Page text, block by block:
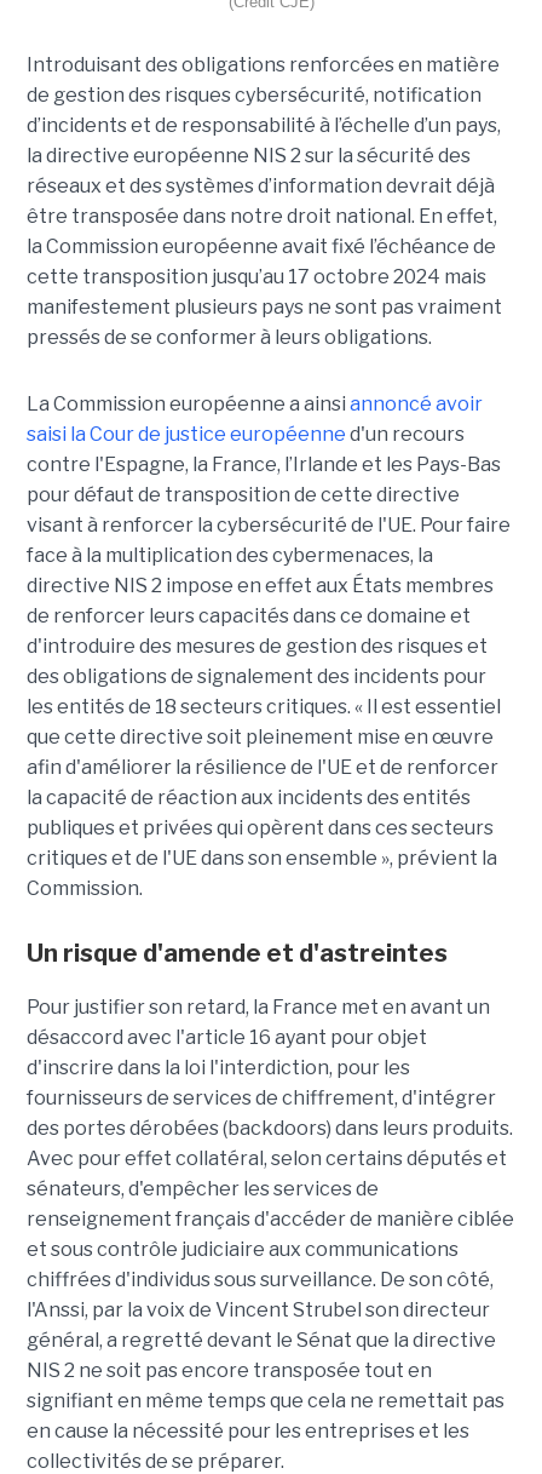
Introduisant des obligations renforcées en matière
de gestion des risques cybersécurité, notification
d’incidents et de responsabilité à l’échelle d’un pays,
la directive européenne NIS 2 sur la sécurité des
réseaux et des systèmes d’information devrait déjà
être transposée dans notre droit national. En effet,
la Commission européenne avait fixé l’échéance de
cette transposition jusqu’au 17 octobre 2024 mais
manifestement plusieurs pays ne sont pas vraiment
pressés de se conformer à leurs obligations.
La Commission européenne a ainsi annoncé avoir
saisi la Cour de justice européenne d'un recours
contre l'Espagne, la France, l’Irlande et les Pays-Bas
pour défaut de transposition de cette directive
visant à renforcer la cybersécurité de l'UE. Pour faire
face à la multiplication des cybermenaces, la
directive NIS 2 impose en effet aux États membres
de renforcer leurs capacités dans ce domaine et
d'introduire des mesures de gestion des risques et
des obligations de signalement des incidents pour
les entités de 18 secteurs critiques. « Il est essentiel
que cette directive soit pleinement mise en œuvre
afin d'améliorer la résilience de l'UE et de renforcer
la capacité de réaction aux incidents des entités
publiques et privées qui opèrent dans ces secteurs
critiques et de l'UE dans son ensemble », prévient la
Commission.
Un risque d'amende et d'astreintes
Pour justifier son retard, la France met en avant un
désaccord avec l'article 16 ayant pour objet
d'inscrire dans la loi l'interdiction, pour les
fournisseurs de services de chiffrement, d'intégrer
des portes dérobées (backdoors) dans leurs produits.
Avec pour effet collatéral, selon certains députés et
sénateurs, d'empêcher les services de
renseignement français d'accéder de manière ciblée
et sous contrôle judiciaire aux communications
chiffrées d'individus sous surveillance. De son côté,
l'Anssi, par la voix de Vincent Strubel son directeur
général, a regretté devant le Sénat que la directive
NIS 2 ne soit pas encore transposée tout en
signifiant en même temps que cela ne remettait pas
en cause la nécessité pour les entreprises et les
collectivités de se préparer.